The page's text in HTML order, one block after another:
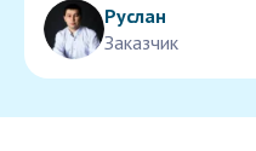
Руслан
Заказчик